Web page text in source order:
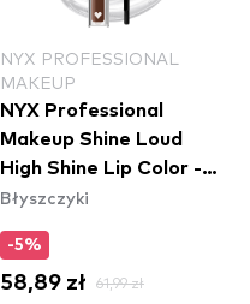
NYX PROFESSIONAL
MAKEUP
NYX Professional
Makeup Shine Loud
High Shine Lip Color -
Total Baller (SLHP30)
Błyszczyki
-5%
58,89 zł 61,99 zł